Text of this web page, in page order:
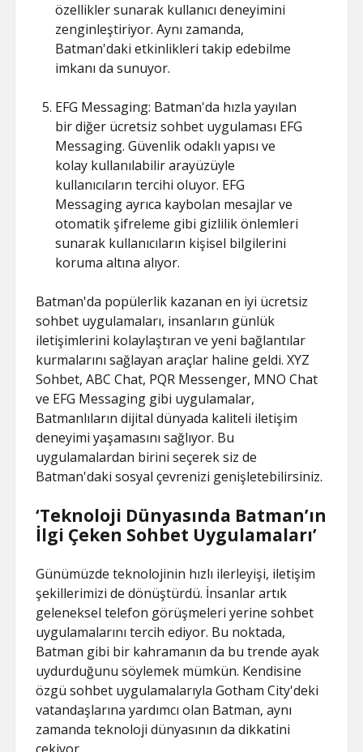
özellikler sunarak kullanıcı deneyimini
zenginleştiriyor. Aynı zamanda,
Batman'daki etkinlikleri takip edebilme
imkanı da sunuyor.
EFG Messaging: Batman'da hızla yayılan
bir diğer ücretsiz sohbet uygulaması EFG
Messaging. Güvenlik odaklı yapısı ve
kolay kullanılabilir arayüzüyle
kullanıcıların tercihi oluyor. EFG
Messaging ayrıca kaybolan mesajlar ve
otomatik şifreleme gibi gizlilik önlemleri
sunarak kullanıcıların kişisel bilgilerini
koruma altına alıyor.
Batman'da popülerlik kazanan en iyi ücretsiz
sohbet uygulamaları, insanların günlük
iletişimlerini kolaylaştıran ve yeni bağlantılar
kurmalarını sağlayan araçlar haline geldi. XYZ
Sohbet, ABC Chat, PQR Messenger, MNO Chat
ve EFG Messaging gibi uygulamalar,
Batmanlıların dijital dünyada kaliteli iletişim
deneyimi yaşamasını sağlıyor. Bu
uygulamalardan birini seçerek siz de
Batman'daki sosyal çevrenizi genişletebilirsiniz.
‘Teknoloji Dünyasında Batman’ın
İlgi Çeken Sohbet Uygulamaları’
Günümüzde teknolojinin hızlı ilerleyişi, iletişim
şekillerimizi de dönüştürdü. İnsanlar artık
geleneksel telefon görüşmeleri yerine sohbet
uygulamalarını tercih ediyor. Bu noktada,
Batman gibi bir kahramanın da bu trende ayak
uydurduğunu söylemek mümkün. Kendisine
özgü sohbet uygulamalarıyla Gotham City'deki
vatandaşlarına yardımcı olan Batman, aynı
zamanda teknoloji dünyasının da dikkatini